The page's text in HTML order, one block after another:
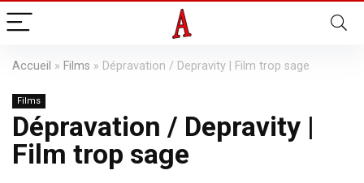
Accueil » Films » Dépravation / Depravity | Film trop sage
Films
Dépravation / Depravity |
Film trop sage